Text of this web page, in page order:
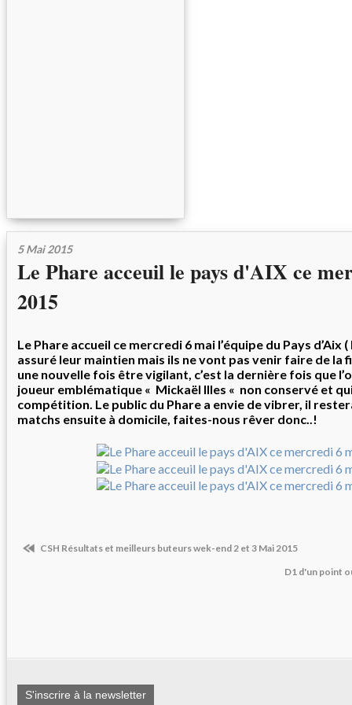
5 Mai 2015
Le Phare acceuil le pays d'AIX ce
2015
Le Phare accueil ce mercredi 6 mai l’équipe du Pays d’Aix
assuré leur maintien mais ils ne vont pas venir faire de la
une nouvelle fois être vigilant, c’est la dernière fois que
joueur emblématique « Mickaël IIles « non conservé et
compétition. Le public du Phare a envie de vibrer, il
matchs ensuite à domicile, faites-nous rêver donc..!
CSH Résultats et meilleurs buteurs wek-end 2 et 3 Mai 2015
D1 d'un point
S'inscrire à la newsletter